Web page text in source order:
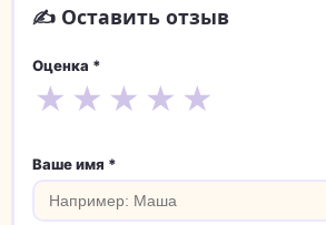
✍️ Оставить отзыв
Оценка *
★ ★ ★ ★ ★
Ваше имя *